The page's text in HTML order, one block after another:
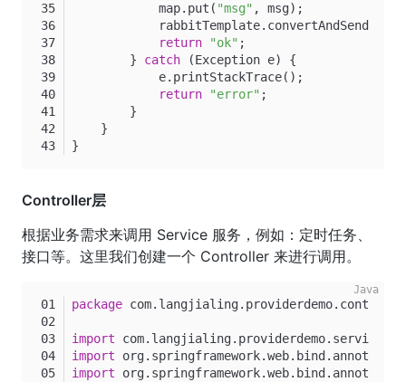
            map.put(
"msg" , msg);
return
"ok" ;
        }
catch (Exception e) {
            e.printStackTrace();
return
"error" ;
        }
    }
}
Controller层
根据业务需求来调用 Service 服务，例如：定时任务、
接口等。这里我们创建一个 Controller 来进行调用。
package
import
import
import